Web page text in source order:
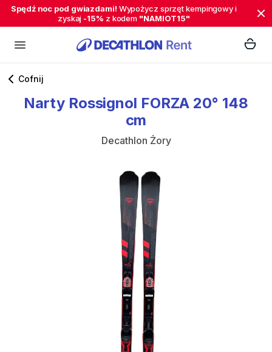
Spędź noc pod gwiazdami! Wypożycz sprzęt kempingowy i
zyskaj -15% z kodem "NAMIOT15"
Cofnij
Narty Rossignol FORZA 20° 148
cm
Decathlon Żory